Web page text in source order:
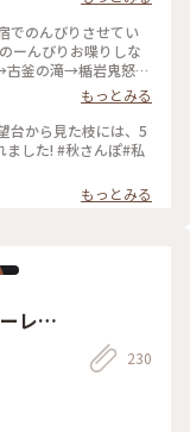
す💦 ・ ・ #ちいさな
イブ #鬼怒楯岩大吊
#日光市 #栃木県 #栃
でのんびりさせてい
ーんびりお喋りしな
釜の滝→楯岩鬼怒姫
温泉街を小さくく
らほらお散歩をする
を楽しまれていま
た一枚が撮れた📸鬼
温泉 #温泉街
もっとみる
台から見た枝には、5
んぽ#私
もっとみる
レイ
230